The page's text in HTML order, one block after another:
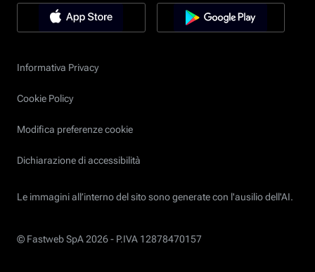
Informativa Privacy
Cookie Policy
Modifica preferenze cookie
Dichiarazione di accessibilità
Le immagini all’interno del sito sono generate con l'ausilio dell'AI.
© Fastweb SpA 2026 - P.IVA 12878470157